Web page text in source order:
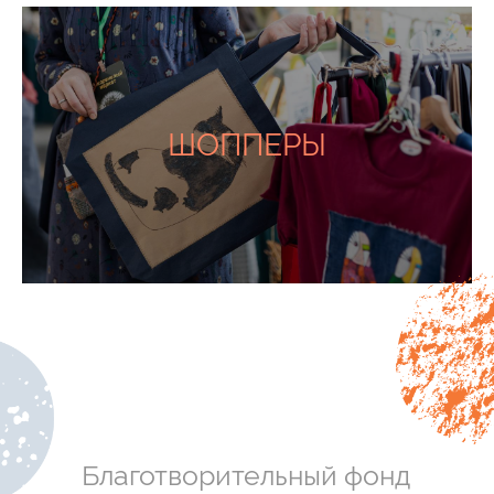
ШОППЕРЫ
Уникальное социальное
предприятие
Поддержать и узнать больше